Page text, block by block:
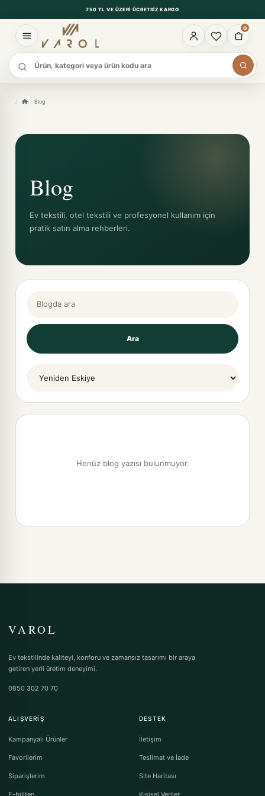
750 TL VE ÜZERI ÜCRETSIZ KARGO
0
Ürün ara
Blog
Blog
Ev tekstili, otel tekstili ve profesyonel kullanım için
pratik satın alma rehberleri.
Ara
Henüz blog yazısı bulunmuyor.
VAROL
Ev tekstilinde kaliteyi, konforu ve zamansız tasarımı bir araya
getiren yerli üretim deneyimi.
0850 302 70 70
ALIŞVERIŞ
Kampanyalı Ürünler
Favorilerim
Siparişlerim
E-bülten
DESTEK
İletişim
Teslimat ve İade
Site Haritası
Kişisel Veriler